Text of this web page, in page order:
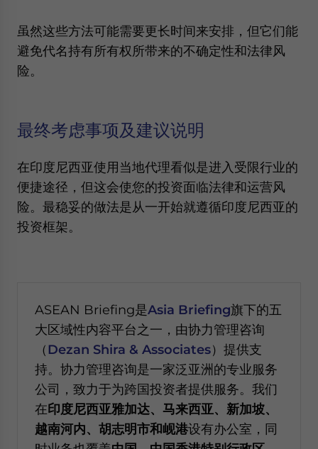
虽然这些方法可能需要更长时间来安排，但它们能
避免代名持有所有权所带来的不确定性和法律风
险。
最终考虑事项及建议说明
在印度尼西亚使用当地代理看似是进入受限行业的
便捷途径，但这会使您的投资面临法律和运营风
险。最稳妥的做法是从一开始就遵循印度尼西亚的
投资框架。
ASEAN Briefing是Asia Briefing旗下的五
大区域性内容平台之一，由协力管理咨询
（Dezan Shira & Associates）提供支
持。协力管理咨询是一家泛亚洲的专业服务
公司，致力于为跨国投资者提供服务。我们
在印度尼西亚雅加达、马来西亚、新加坡、
越南河内、胡志明市和岘港设有办公室，同